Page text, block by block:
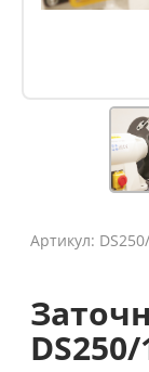
Артикул:
DS250/